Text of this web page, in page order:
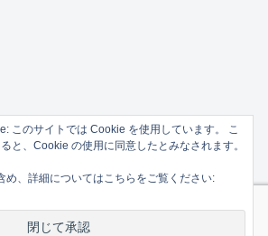
このサイトでは Cookie を使用しています。 こ
と、Cookie の使用に同意したとみなされます。
め、詳細についてはこちらをご覧ください: